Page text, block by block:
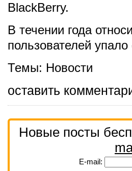
BlackBerry.
В течении года
пользователей
Темы: Новости
оставить
Новые посты
E-mail: